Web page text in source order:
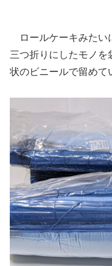
ロールケーキみたい
三つ折りにしたモノ
状のビニールで留めて